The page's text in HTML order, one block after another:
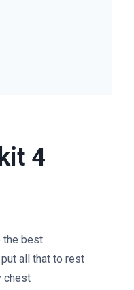
4
the best
all that to rest
chest